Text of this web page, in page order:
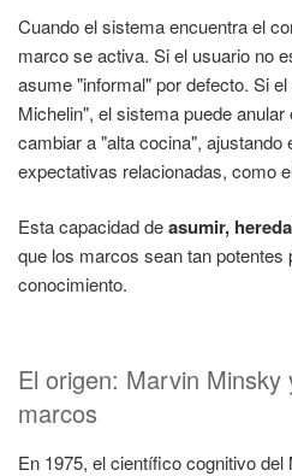
Cuando el sistema encuentra el
marco se activa. Si el usuario no
asume "informal" por defecto. Si
Michelin", el sistema puede
cambiar a "alta cocina", ajustando
expectativas relacionadas, como
Esta capacidad deasumir,
que los marcos sean tan potentes
conocimiento.
El origen: Marvin
marcos
En 1975, el científico cognitivo del